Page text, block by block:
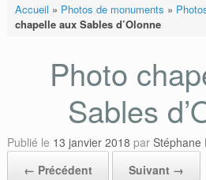
Accueil » Photos de monuments »
chapelle aux Sables d’Olonne
Photo
Sables
Publié le 13 janvier 2018 par Stéphane
← Précédent
Suivant →